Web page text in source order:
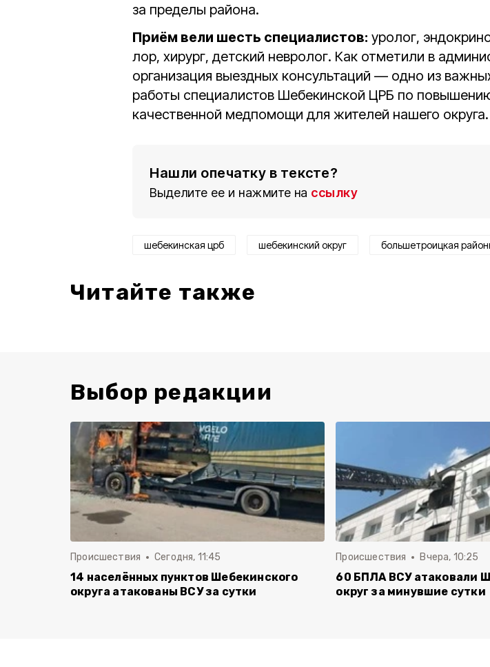
за пределы района.
Приём вели шесть специалистов: уролог,
лор, хирург, детский невролог. Как отметили в
организация выездных консультаций — одно из
работы специалистов Шебекинской ЦРБ по
качественной медпомощи для жителей нашего округа.
Нашли опечатку в тексте?
Выделите ее и нажмите на ссылку
шебекинская црб шебекинский округ большетроицкая
Читайте также
Выбор редакции
Происшествия Сегодня, 11:45
14 населённых пунктов Шебекинского
округа атакованы ВСУ за сутки
Происшествия Вчера, 10:25
60 БПЛА ВСУ атаковали
округ за минувшие сутки